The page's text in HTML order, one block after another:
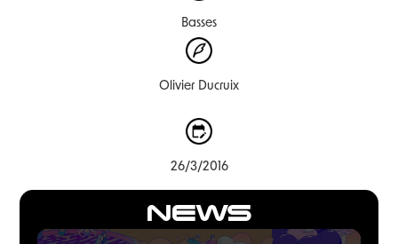
NEWS
Basses
Olivier Ducruix
26/3/2016